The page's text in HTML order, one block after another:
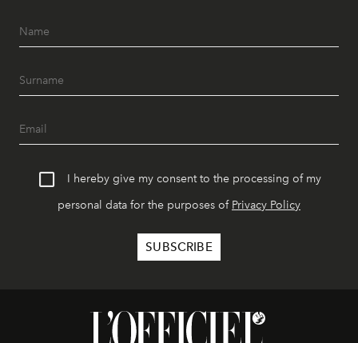
I hereby give my consent to the processing of my
personal data for the purposes of Privacy Policy